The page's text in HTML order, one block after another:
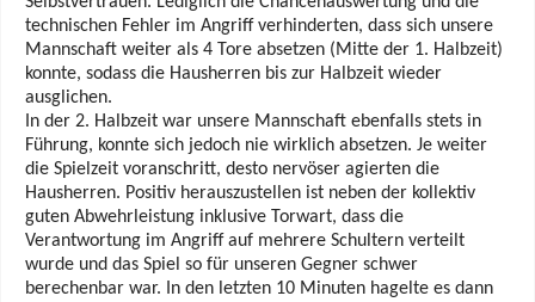
technischen Fehler im Angriff verhinderten, dass sich unsere
Mannschaft weiter als 4 Tore absetzen (Mitte der 1. Halbzeit)
konnte, sodass die Hausherren bis zur Halbzeit wieder
ausglichen.
In der 2. Halbzeit war unsere Mannschaft ebenfalls stets in
Führung, konnte sich jedoch nie wirklich absetzen. Je weiter
die Spielzeit voranschritt, desto nervöser agierten die
Hausherren. Positiv herauszustellen ist neben der kollektiv
guten Abwehrleistung inklusive Torwart, dass die
Verantwortung im Angriff auf mehrere Schultern verteilt
wurde und das Spiel so für unseren Gegner schwer
berechenbar war.
In den letzten 10 Minuten hagelte es dann